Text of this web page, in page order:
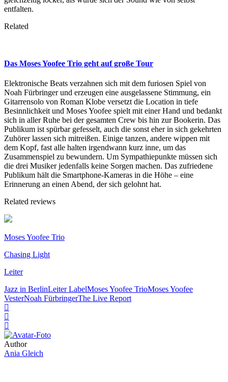
entfalten.
Related
Das Moses Yoofee Trio geht auf große Tour
Elektronische Beats verzahnen sich mit dem furiosen Spiel von
Noah Fürbringer und erzeugen eine ausgelassene Stimmung, ein
Gitarrensolo von Roman Klobe versetzt die Location in tiefe
Besinnlichkeit und Moses Yoofee spielt mit einer Hand und bedankt
sich in aller Ruhe bei der gesamten Crew bis hin zur Bookerin. Das
Publikum ist spürbar gefesselt, auch die sonst eher in sich gekehrten
Zuhörer lassen sich mitreißen. Einige tanzen, andere wippen mit
dem Kopf, fast alle halten irgendwann kurz inne, um das
Zusammenspiel zu bewundern. Um Sympathiepunkte müssen sich
die drei Musiker jedenfalls keine Sorgen machen. Das zufriedene
Publikum hält die Smartphone-Kameras in die Höhe – eine
Erinnerung an einen Abend, der sich gelohnt hat.
Related reviews
Moses Yoofee Trio
Chasing Light
Leiter
Jazz in BerlinLeiter LabelMoses Yoofee TrioMoses Yoofee
VesterNoah FürbringerThe Live Report
Author
Ania Gleich